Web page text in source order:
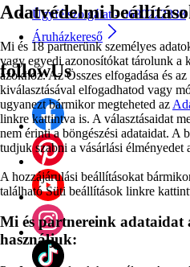
Adatvédelmi
Mi és 18 partnerünk személyes
vagy egyedi azonosítókat tárolunk a
azokhoz. Az Összes elfogadása és
kiválasztásával elfogadhatod vagy
ugyanezt bármikor megteheted az
linkre kattintva is. A választásaidat
nem érinti a böngészési adataidat. A
tudjuk szabni a vásárlási élményedet
A hozzájárulási beállításokat
található Süti beállítások linkre
Mi és partnereink adataidat
használjuk:
Ügyfélszolgálat - 0680222333
Áruházkereső
followUs